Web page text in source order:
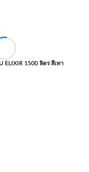
ELIXIR 1500 ลิตร สีเทา